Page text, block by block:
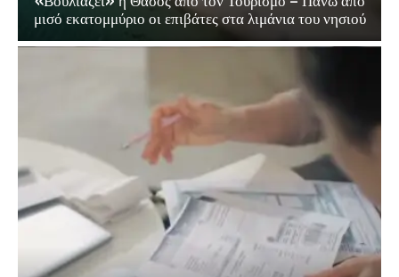
μισό εκατομμύριο οι επιβάτες στα λιμάνια του νησιού